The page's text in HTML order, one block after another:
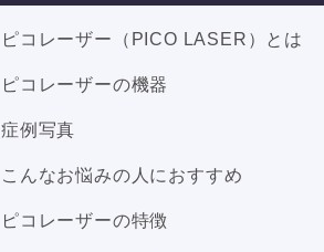
ピコレーザー（PICO LASER）とは
ピコレーザーの機器
症例写真
こんなお悩みの人におすすめ
ピコレーザーの特徴